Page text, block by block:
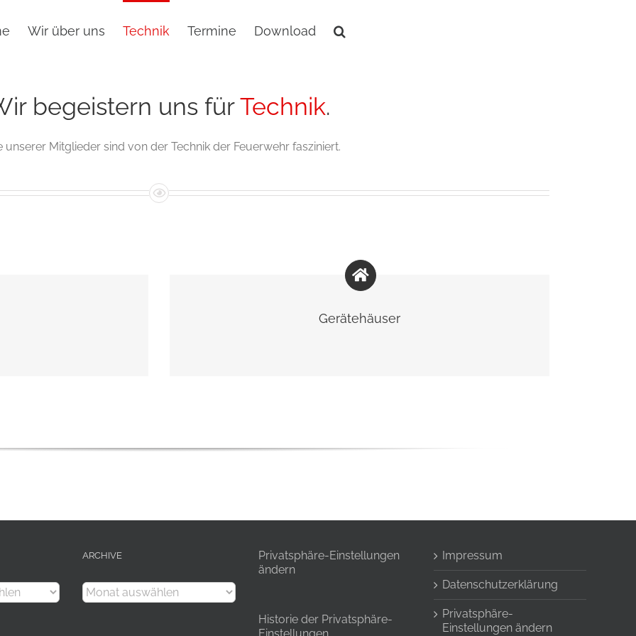
Wir über uns Technik Termine Download
begeistern uns fürTechnik.
unserer Mitglieder sind von der Technik der Feuerwehr fasziniert.
Gerätehäuser
ARCHIVE
Archive
Privatsphäre-Einstellungen
ändern
Historie der Privatsphäre-
Einstellungen
Impressum
Datenschutzerklärung
Privatsphäre-
Einstellungen ändern